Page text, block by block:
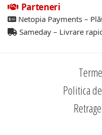
Parteneri
Netopia Payments –
Sameday – Livrare
Politica